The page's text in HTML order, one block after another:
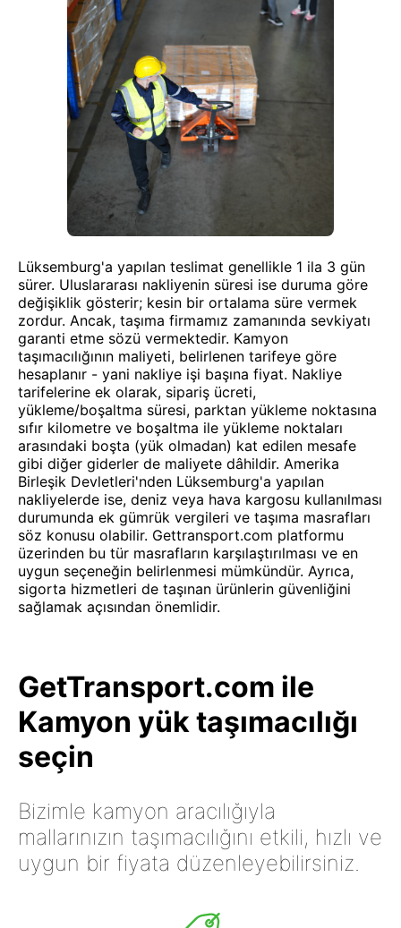
Lüksemburg'a yapılan teslimat genellikle 1 ila 3 gün
sürer. Uluslararası nakliyenin süresi ise duruma göre
değişiklik gösterir; kesin bir ortalama süre vermek
zordur. Ancak, taşıma firmamız zamanında sevkiyatı
garanti etme sözü vermektedir. Kamyon
taşımacılığının maliyeti, belirlenen tarifeye göre
hesaplanır - yani nakliye işi başına fiyat. Nakliye
tarifelerine ek olarak, sipariş ücreti,
yükleme/boşaltma süresi, parktan yükleme noktasına
sıfır kilometre ve boşaltma ile yükleme noktaları
arasındaki boşta (yük olmadan) kat edilen mesafe
gibi diğer giderler de maliyete dâhildir. Amerika
Birleşik Devletleri'nden Lüksemburg'a yapılan
nakliyelerde ise, deniz veya hava kargosu kullanılması
durumunda ek gümrük vergileri ve taşıma masrafları
söz konusu olabilir. Gettransport.com platformu
üzerinden bu tür masrafların karşılaştırılması ve en
uygun seçeneğin belirlenmesi mümkündür. Ayrıca,
sigorta hizmetleri de taşınan ürünlerin güvenliğini
sağlamak açısından önemlidir.
GetTransport.com ile
Kamyon yük taşımacılığı
seçin
Bizimle kamyon aracılığıyla
mallarınızın taşımacılığını etkili, hızlı ve
uygun bir fiyata düzenleyebilirsiniz.